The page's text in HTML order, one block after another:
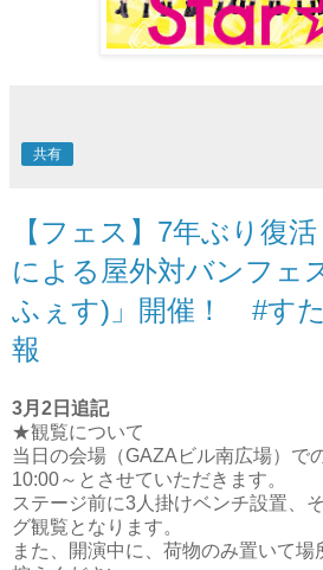
共有
【フェス】7年ぶり復
による屋外対バンフェ
ふぇす)」開催！ #す
報
3月2日追記
★観覧について
当日の会場（GAZAビル南広場）で
10:00～とさせていただきます。
ステージ前に3人掛けベンチ設置、
グ観覧となります。
また、開演中に、荷物のみ置いて場